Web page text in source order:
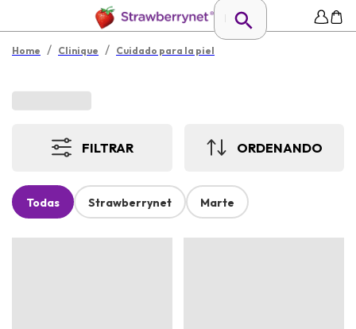
Home / Clinique / Cuidado para la piel
FILTRAR ORDENANDO
Todas Strawberrynet Marte